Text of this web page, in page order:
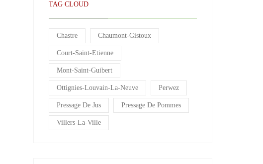
TAG CLOUD
Chastre Chaumont-Gistoux
Court-Saint-Etienne
Mont-Saint-Guibert
Ottignies-Louvain-La-Neuve Perwez
Pressage De Jus Pressage De Pommes
Villers-La-Ville